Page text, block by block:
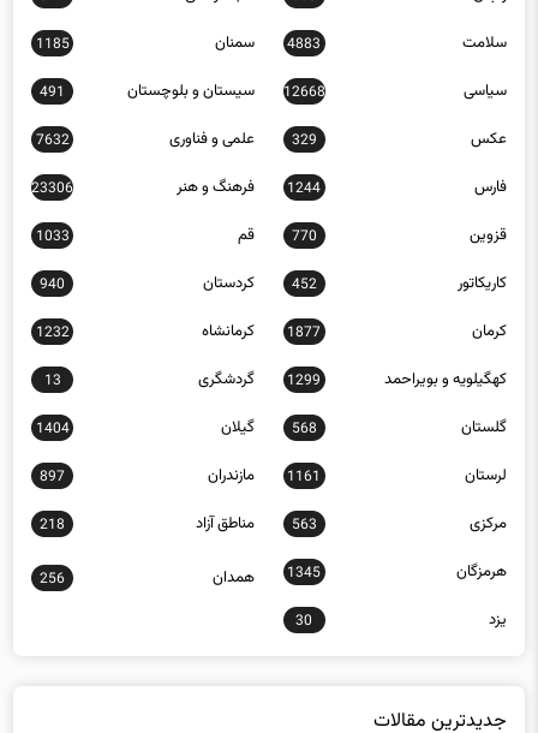
زنجان 653 سبک زندگی 397
سلامت 4883 سمنان 1185
سیاسی 12668 سیستان و بلوچستان 491
عکس 329 علمی و فناوری 7632
فارس 1244 فرهنگ و هنر 23306
قزوین 770 قم 1033
کاریکاتور 452 کردستان 940
کرمان 1877 کرمانشاه 1232
کهگیلویه و بویراحمد 1299 گردشگری 13
گلستان 568 گیلان 1404
لرستان 1161 مازندران 897
مرکزی 563
218
1345